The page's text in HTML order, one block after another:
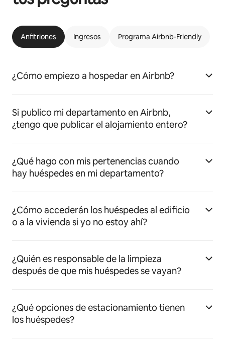
Anfitriones Ingresos Programa Airbnb-Friendly
¿Cómo empiezo a hospedar en Airbnb?
Si publico mi departamento en Airbnb,
¿tengo que publicar el alojamiento entero?
¿Qué hago con mis pertenencias cuando
hay huéspedes en mi departamento?
¿Cómo accederán los huéspedes al edificio
o a la vivienda si yo no estoy ahí?
¿Quién es responsable de la limpieza
después de que mis huéspedes se vayan?
¿Qué opciones de estacionamiento tienen
los huéspedes?